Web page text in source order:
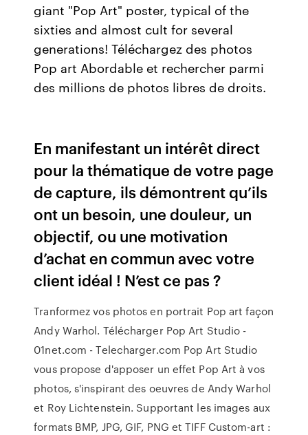
giant "Pop Art" poster, typical of the
sixties and almost cult for several
generations! Téléchargez des photos
Pop art Abordable et rechercher parmi
des millions de photos libres de droits.
En manifestant un intérêt direct
pour la thématique de votre page
de capture, ils démontrent qu’ils
ont un besoin, une douleur, un
objectif, ou une motivation
d’achat en commun avec votre
client idéal ! N’est ce pas ?
Tranformez vos photos en portrait Pop art façon
Andy Warhol. Télécharger Pop Art Studio -
01net.com - Telecharger.com Pop Art Studio
vous propose d'apposer un effet Pop Art à vos
photos, s'inspirant des oeuvres de Andy Warhol
et Roy Lichtenstein. Supportant les images aux
formats BMP, JPG, GIF, PNG et TIFF Custom-art :